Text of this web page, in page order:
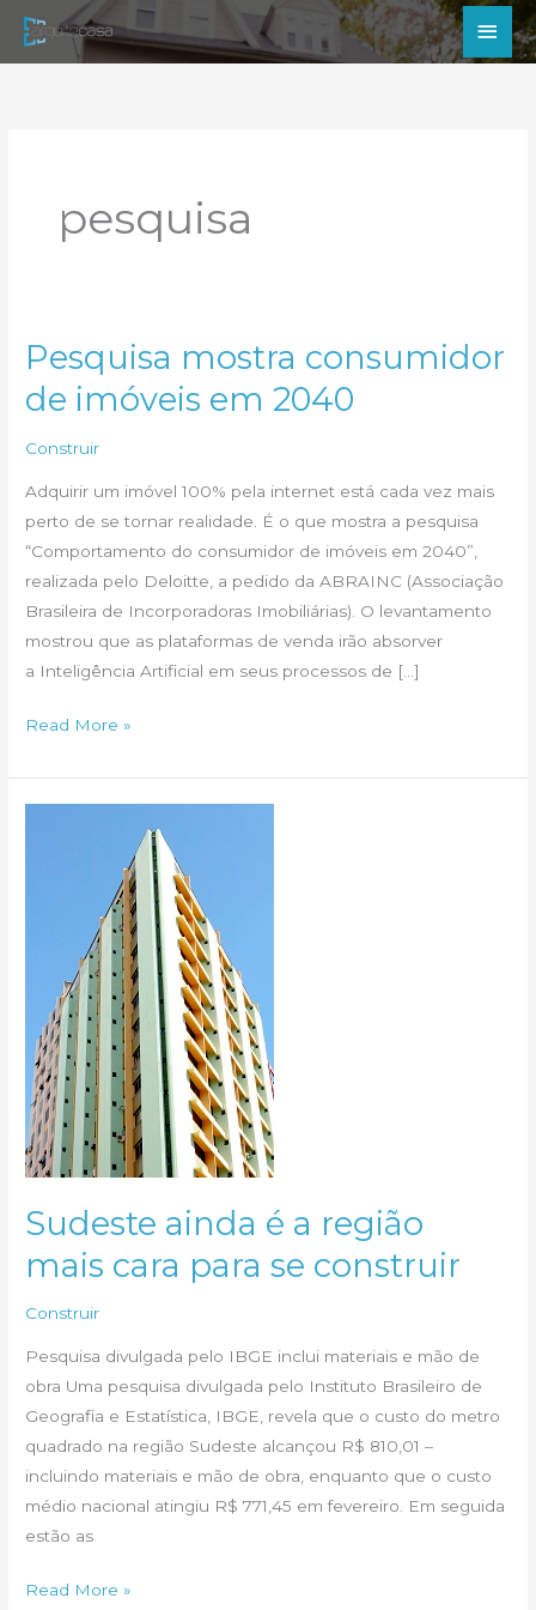
para
pesquisa
Pesquisa mostra consumidor
de imóveis em 2040
Construir
Adquirir um imóvel 100% pela internet está cada vez mais
perto de se tornar realidade. É o que mostra a pesquisa
“Comportamento do consumidor de imóveis em 2040”,
realizada pelo Deloitte, a pedido da ABRAINC (Associação
Brasileira de Incorporadoras Imobiliárias). O levantamento
mostrou que as plataformas de venda irão absorver
a Inteligência Artificial em seus processos de […]
Pesquisa
consumidor
Read More »
Sudeste ainda é a região
mais cara para se construir
Construir
Pesquisa divulgada pelo IBGE inclui materiais e mão de
obra Uma pesquisa divulgada pelo Instituto Brasileiro de
Geografia e Estatística, IBGE, revela que o custo do metro
quadrado na região Sudeste alcançou R$ 810,01 –
incluindo materiais e mão de obra, enquanto que o custo
médio nacional atingiu R$ 771,45 em fevereiro. Em seguida
estão as
Sudeste
Read More »